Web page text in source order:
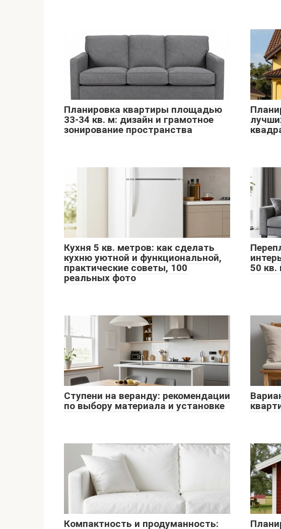
Планировка квартиры площадью
33-34 кв. м: дизайн и грамотное
зонирование пространства
Кухня 5 кв. метров: как сделать
кухню уютной и функциональной,
практические советы, 100
реальных фото
50 кв.
Ступени на веранду: рекомендации
по выбору материала и установке
Компактность и продуманность: